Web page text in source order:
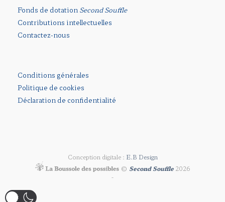
Fonds de dotationSecond Souffle
Contributions intellectuelles
Contactez-nous
Conditions générales
Politique de cookies
Déclaration de confidentialité
Conception digitale : E.B Design
© Second Souffle2026